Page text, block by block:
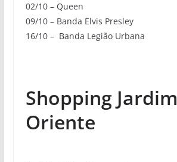
02/10 – Queen
09/10 – Banda Elvis Presley
16/10 – Banda Legião Urbana
Shopping Jardim
Oriente